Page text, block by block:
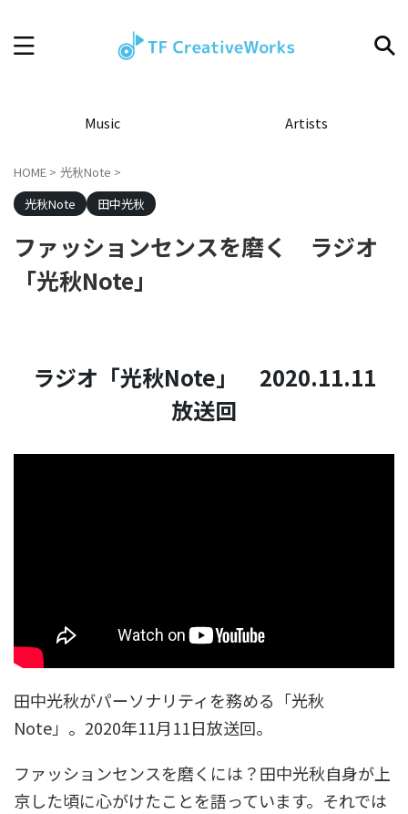
Music Artists
HOME > 光秋Note >
光秋Note
田中光秋
ファッションセンスを磨く ラジオ
「光秋Note」
ラジオ「光秋Note」 2020.11.11
放送回
田中光秋がパーソナリティを務める「光秋
Note」。2020年11月11日放送回。
ファッションセンスを磨くには？田中光秋自身が上
京した頃に心がけたことを語っています。それでは